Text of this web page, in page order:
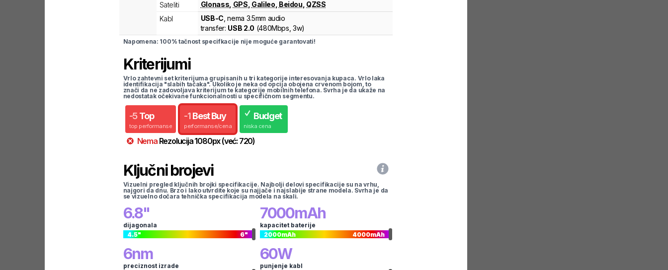
Sateliti
Glonass GPS Galileo Beidou QZSS
Kabl
USB-C , nema 3.5mm audio
transfer: USB 2.0 (480Mbps,3w)
Napomena: 100% tačnost specifkacije nije moguće garantovati!
Kriterijumi
Vrlo zahtevni set kriterijuma grupisanih u tri kategorije interesovanja kupaca. Vrlo laka
identifikacija "slabih tačaka". Ukoliko je neka od opcija obojena crvenom bojom, to
znači da ne zadovoljava kriterijum te kategorije mobilnih telefona. Svrha je da ukaže na
nedostatak očekivane funkcionalnosti u specifičnom segmentu.
-5 Top
top performanse
-1 Best Buy
performanse/cena
Budget
niska cena
Nema Rezolucija1080px(već: 720)
Ključni brojevi
Vizuelni pregled ključnih brojki specifikacije. Najbolji delovi specifikacije su na vrhu,
najgori da dnu. Brzo i lako utvrdite koje su najjače i najslabije strane modela. Svrha je da
se vizuelno dočara tehnička specifikacija modela na skali.
6.8"
dijagonala
4.5" 6"
7000mAh
kapacitet baterije
2000mAh 4000mAh
6nm
preciznost izrade
60W
punjenje kabl